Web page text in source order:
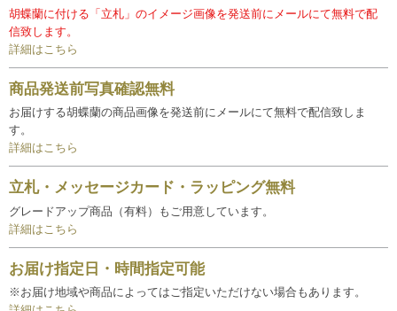
胡蝶蘭に付ける「立札」のイメージ画像を発送前にメールにて無料で配
信致します。
詳細はこちら
商品発送前写真確認無料
お届けする胡蝶蘭の商品画像を発送前にメールにて無料で配信致しま
す。
詳細はこちら
立札・メッセージカード・ラッピング無料
グレードアップ商品（有料）もご用意しています。
詳細はこちら
お届け指定日・時間指定可能
※お届け地域や商品によってはご指定いただけない場合もあります。